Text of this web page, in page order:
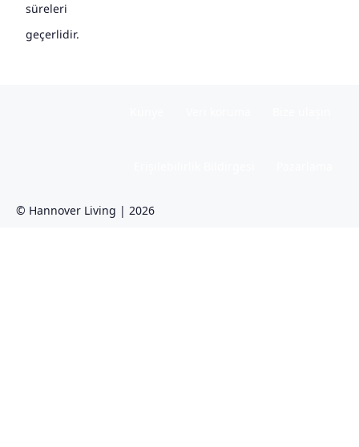
süreleri
geçerlidir.
© Hannover Living | 2026